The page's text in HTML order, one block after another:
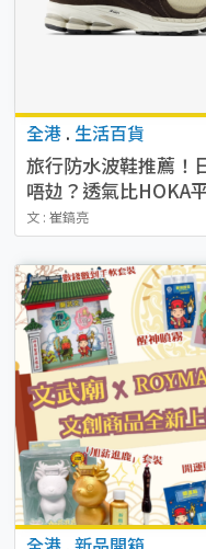
全港 . 生活百貨
旅行防水波鞋推薦！
唔攰？透氣比HOKA
文 : 崔鎬亮